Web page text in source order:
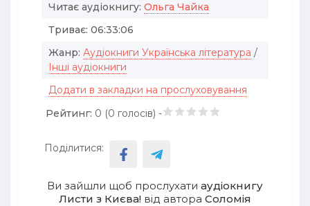
Читає аудіокнигу: Ольга Чайка
Триває: 06:33:06
Жанр: Аудіокниги Українська література /
Інші аудіокниги
Додати в закладки на прослуховування
Рейтинг: 0 (0 голосів) -
Поділитися:
Ви зайшли щоб прослухати аудіокнигу
Листи з Києва! від автора Соломія